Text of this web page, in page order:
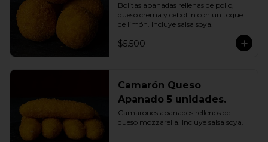
Bolitas apanadas rellenas de pollo,
queso crema y cebollín con un toque
de limón. Incluye salsa soya.
$5.500
Camarón Queso
Apanado 5 unidades.
Camarones apanados rellenos de
queso mozzarella. Incluye salsa soya.